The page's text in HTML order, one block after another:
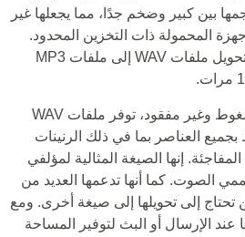
بين كبير وضخم جدًا، مما يجعلها غير
المحمولة ذات التخزين المحدود.
لذلك، يقوم معظم الناس بتحويل ملفات WAV إلى ملفات MP3
بصفتها صيغة ملف غير مضغوط وغير مفقود، توفر ملفات WAV
العناصر بما في ذلك الرنينات
إنها الصيغة المثالية لمؤلفي
الصوت. كما أنها تدعمها العديد من
تحتاج إلى تحويلها إلى صيغة أخرى. ومع
الإرسال أو البث لتوفير المساحة